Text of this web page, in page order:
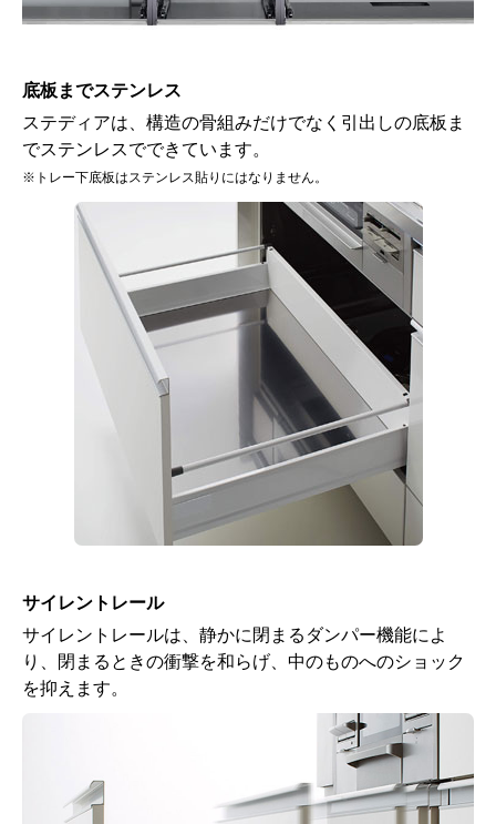
底板までステンレス
ステディアは、構造の骨組みだけでなく引出しの底板ま
でステンレスでできています。
※トレー下底板はステンレス貼りにはなりません。
サイレントレール
サイレントレールは、静かに閉まるダンパー機能によ
り、閉まるときの衝撃を和らげ、中のものへのショック
を抑えます。